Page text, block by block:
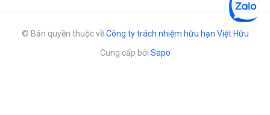
© Bản quyền thuộc vềCông ty trách nhiệm hữu hạn Việt Hữu
Cung cấp bởi Sapo